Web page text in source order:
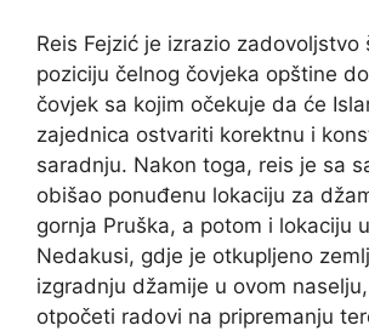
Reis Fejzić je izrazio zadovoljstvo
poziciju čelnog čovjeka opštine
čovjek sa kojim očekuje da će
zajednica ostvariti korektnu i
saradnju. Nakon toga, reis je sa
obišao ponuđenu lokaciju za
gornja Pruška, a potom i lokaciju
Nedakusi, gdje je otkupljeno
izgradnju džamije u ovom
otpočeti radovi na pripremanju